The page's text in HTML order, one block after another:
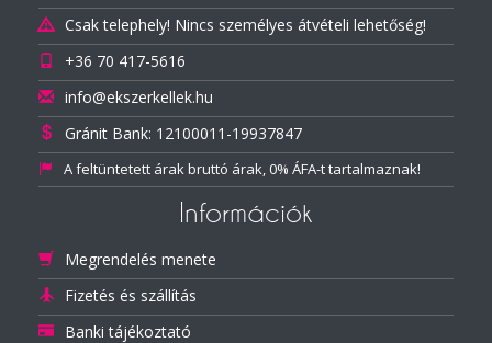
Csak telephely! Nincs személyes átvételi lehetőség!
+36 70 417-5616
info@ekszerkellek.hu
Gránit Bank: 12100011-19937847
A feltüntetett árak bruttó árak, 0% ÁFA-t tartalmaznak!
Információk
Megrendelés menete
Fizetés és szállítás
Banki tájékoztató